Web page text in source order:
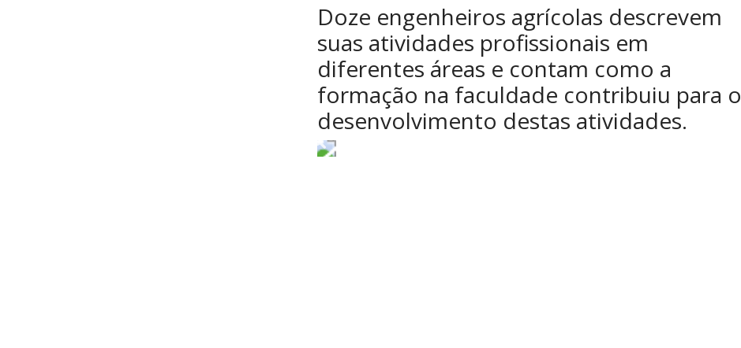
Doze engenheiros agrícolas descrevem
suas atividades profissionais em
diferentes áreas e contam como a
formação na faculdade contribuiu para o
desenvolvimento destas atividades.